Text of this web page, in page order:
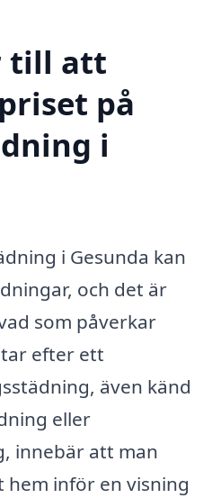
till att
på
i
i Gesunda kan
och det är
som påverkar
efter ett
även känd
eller
innebär att man
inför en visning